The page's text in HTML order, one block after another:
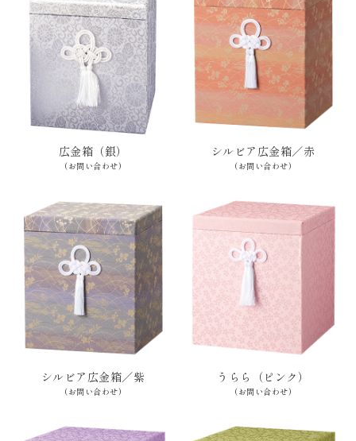
広金箱（銀）
(お問い合わせ)
シルビア広金箱／赤
(お問い合わせ)
シルビア広金箱／紫
(お問い合わせ)
うらら（ピンク）
(お問い合わせ)